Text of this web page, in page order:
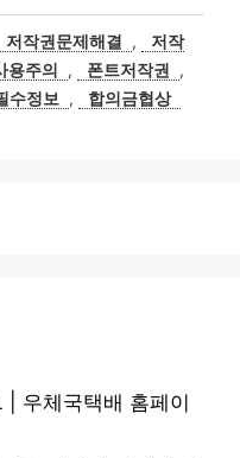
저작권문제해결 ,
저작
용주의 , 폰트저작권
,
수정보 , 합의금협상
| 우체국택배 홈페이